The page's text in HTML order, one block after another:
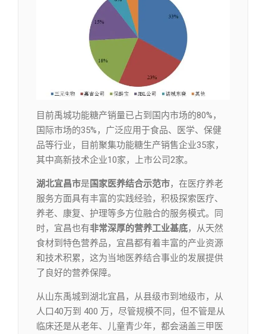
目前禹城功能糖产销量已占到国内市场的80%，
国际市场的35%，广泛应用于食品、医学、保健
品等行业，目前聚集功能糖生产销售企业35家，
其中高新技术企业10家，上市公司2家。
湖北宜昌市是 国家医养结合示范市，在医疗养老
服务方面具有丰富的实践经验，积极探索医疗、
养老、康复、护理等多方位融合的服务模式。同
时，宜昌也有非常深厚的营养工业基底，从天然
食材到特色营养品，宜昌都有着丰富的产业资源
和技术积累，这为当地医养结合事业的发展提供
了良好的营养保障。
从山东禹城到湖北宜昌，从县级市到地级市，从
人口40万到 400 万，尽管规模不同，但不管是从
临床还是从老年、儿童青少年，都会涵盖三甲医